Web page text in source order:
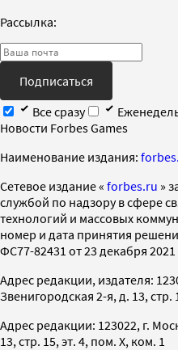
Рассылка:
Подписаться
Все сразу
Новости Forbes Games
Наименование издания:
Cетевое издание « forbes.ru »
службой по надзору в сфере
технологий и массовых
номер и дата принятия
ФС77-82431 от 23 декабря 2021
Адрес редакции, издателя:
Звенигородская 2-я, д. 13, стр.
Адрес редакции: 123022, г.
13, стр. 15, эт. 4, пом. X, ком. 1